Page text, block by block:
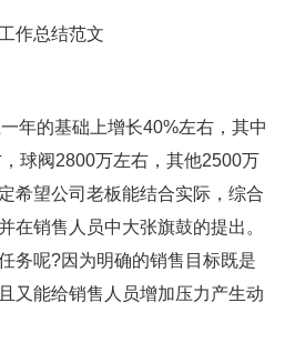
作总结范文
年的基础上增长40%左右，其中
球阀2800万左右，其他2500万
希望公司老板能结合实际，综合
在销售人员中大张旗鼓的提出。
务呢?因为明确的销售目标既是
又能给销售人员增加压力产生动